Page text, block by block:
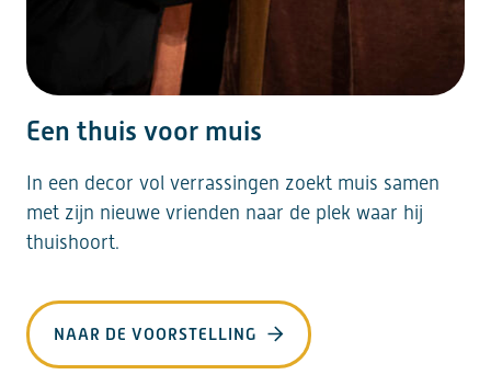
Een thuis voor muis
In een decor vol verrassingen zoekt muis samen
met zijn nieuwe vrienden naar de plek waar hij
thuishoort.
NAAR DE VOORSTELLING